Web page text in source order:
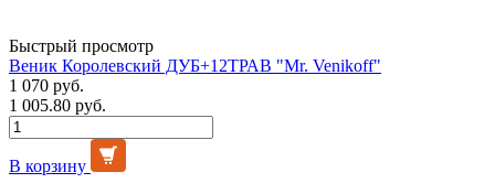
Быстрый просмотр
Веник Королевский ДУБ+12ТРАВ "Mr. Venikoff"
1 070 руб.
1 005.80 руб.
В корзину